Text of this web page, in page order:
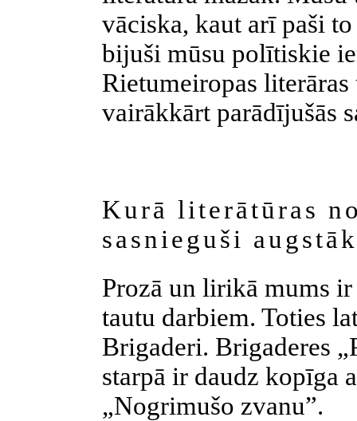
vāciska, kaut arī paši
bijuši mūsu polītiskie
Rietumeiropas literāras
vairākkārt parādījušās
Kurā literātūras
sasnieguši
Prozā un lirikā mums
tautu darbiem. Toties
Brigaderi. Brigaderes
starpā ir daudz kopīga
„Nogrimušo zvanu”.